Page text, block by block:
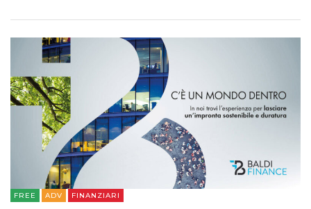
FREE ADV FINANZIARI